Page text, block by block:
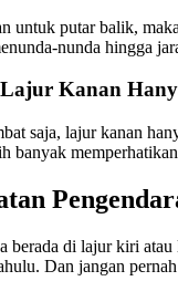
untuk putar balik,
nunda hingga
Kanan
saja, lajur kanan
banyak
berada di lajur kiri
Dan jangan